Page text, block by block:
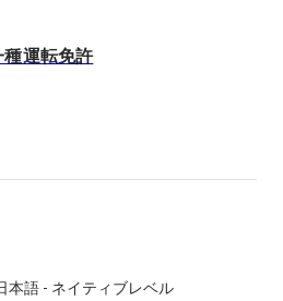
運転免許
本語 - ネイティブレベル